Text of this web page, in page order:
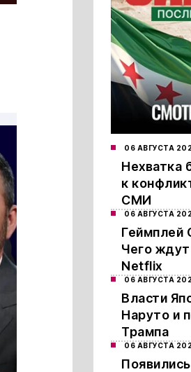
06 АВГУСТА
Нехватка
к
СМИ
06 АВГУСТА
Геймплей
Чего ждут
Netflix
06 АВГУСТА
Власти
Наруто и
Трампа
06 АВГУСТА